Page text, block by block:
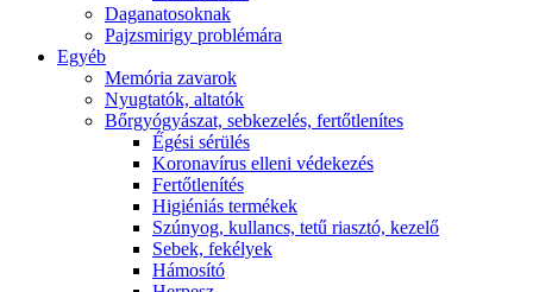
Daganatosoknak
Pajzsmirigy problémára
Egyéb
Memória zavarok
Nyugtatók, altatók
Bőrgyógyászat, sebkezelés, fertőtlenítes
É́gési sérülés
Koronavírus elleni védekezés
Fertőtlenítés
Higiéniás termékek
Szúnyog, kullancs, tetű riasztó, kezelő
Sebek, fekélyek
Hámosító